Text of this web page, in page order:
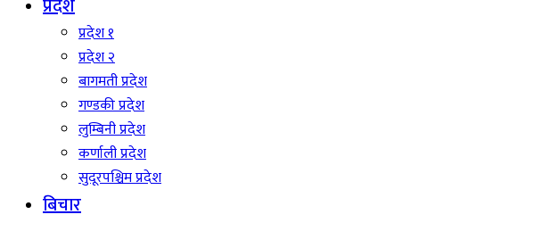
प्रदेश
प्रदेश १
प्रदेश २
बागमती प्रदेश
गण्डकी प्रदेश
लुम्बिनी प्रदेश
कर्णाली प्रदेश
सुदूरपश्चिम प्रदेश
बिचार